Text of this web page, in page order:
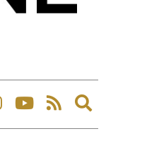
Expand
search